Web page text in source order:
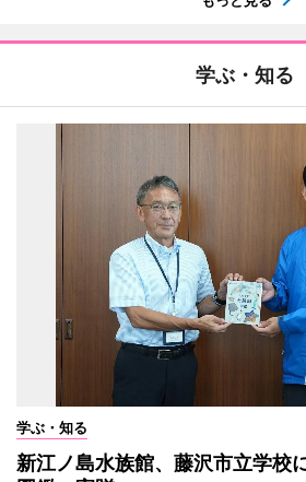
学ぶ・知る
学ぶ・知る
新江ノ島水族館、藤沢市立学校